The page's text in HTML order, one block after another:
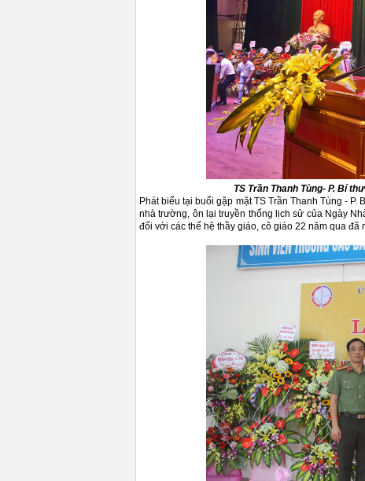
TS Trần Thanh Tùng- P. Bí
Phát biểu tại buổi gặp mặt TS Trần Thanh Tùng -
nhà trường, ôn lại truyền thống lịch sử của Ngày
đối với các thế hệ thầy giáo, cô giáo 22 năm qua